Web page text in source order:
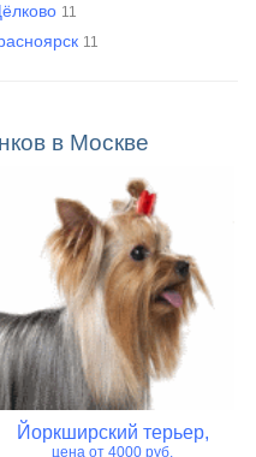
11
11
в Москве
Йоркширский терьер,
цена от 4000 руб.